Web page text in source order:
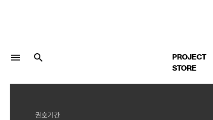
LOGIN
menu search PROJECT
STORE
권호기간